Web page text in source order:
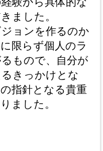
ました。
ョンを作るのか
限らず個人のラ
もので、自分が
きっかけとな
指針となる貴重
ました。